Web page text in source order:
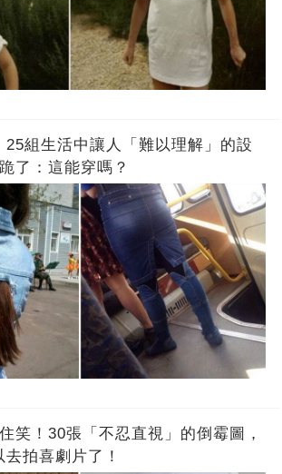
25組生活中讓人「難以理解」的設
了：這能穿嗎？
笑！30張「不忍直視」的倒霉圖，
拍喜劇片了！